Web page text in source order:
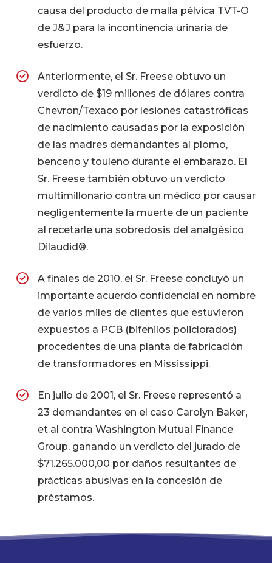
causa del producto de malla pélvica TVT-O
de J&J para la incontinencia urinaria de
esfuerzo.
Anteriormente, el Sr. Freese obtuvo un
verdicto de $19 millones de dólares contra
Chevron/Texaco por lesiones catastróficas
de nacimiento causadas por la exposición
de las madres demandantes al plomo,
benceno y touleno durante el embarazo. El
Sr. Freese también obtuvo un verdicto
multimillonario contra un médico por causar
negligentemente la muerte de un paciente
al recetarle una sobredosis del analgésico
Dilaudid®.
A finales de 2010, el Sr. Freese concluyó un
importante acuerdo confidencial en nombre
de varios miles de clientes que estuvieron
expuestos a PCB (bifenilos policlorados)
procedentes de una planta de fabricación
de transformadores en Mississippi.
En julio de 2001, el Sr. Freese representó a
23 demandantes en el caso Carolyn Baker,
et al contra Washington Mutual Finance
Group, ganando un verdicto del jurado de
$71.265.000,00 por daños resultantes de
prácticas abusivas en la concesión de
préstamos.